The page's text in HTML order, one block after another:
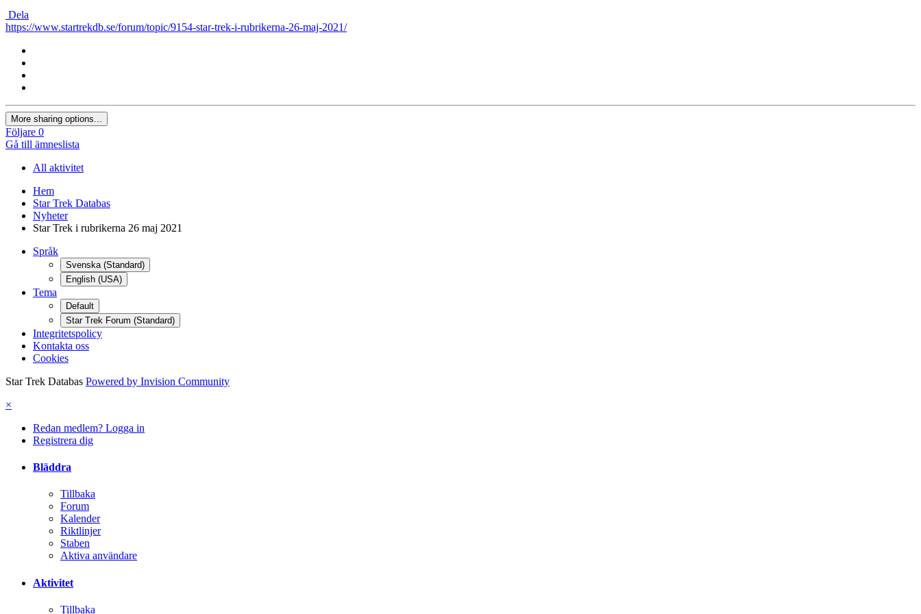
Dela
https://www.startrekdb.se/forum/topic/9154-star-trek-i-rubrikerna-26-maj-2021/
More sharing options...
Följare 0
Gå till ämneslista
All aktivitet
Hem
Star Trek Databas
Nyheter
Star Trek i rubrikerna 26 maj 2021
Språk
Svenska (Standard)
English (USA)
Tema
Default
Star Trek Forum (Standard)
Integritetspolicy
Kontakta oss
Cookies
Star Trek Databas Powered by Invision Community
×
Redan medlem? Logga in
Registrera dig
Bläddra
Tillbaka
Forum
Kalender
Riktlinjer
Staben
Aktiva användare
Aktivitet
Tillbaka